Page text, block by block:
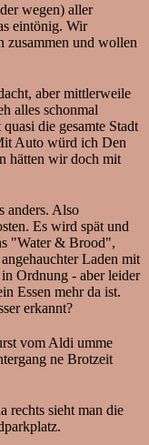
wegen) aller
eintönig. Wir
zusammen und wollen
aber mittlerweile
alles schonmal
die gesamte Stadt
Auto würd ich Den
hätten wir doch mit
anders. Also
Es wird spät und
"Water & Brood",
Laden mit
in Ordnung - aber leider
Essen mehr da ist.
erkannt?
vom Aldi umme
ne Brotzeit
rechts sieht man die